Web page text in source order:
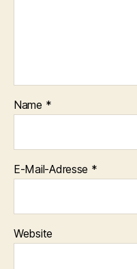
Name *
E-Mail-Adresse *
Website